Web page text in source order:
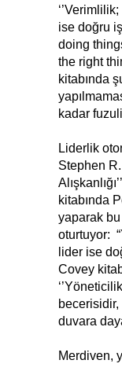
ise doğru
doing
the right
kitabında
kadar
Liderlik
Stephen
kitabında
yaparak
oturtuyor:
lider ise
Covey
duvara
Merdiven,